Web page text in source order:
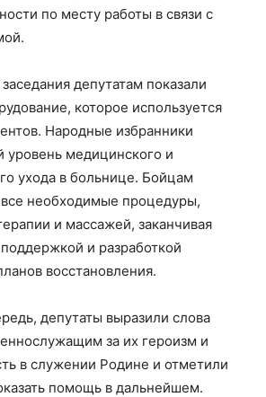
по месту работы в связи с
депутатам показали
которое используется
Народные избранники
уровень медицинского и
ухода в больнице. Бойцам
необходимые процедуры,
и массажей, заканчивая
и разработкой
восстановления.
депутаты выразили слова
за их героизм и
в служении Родине и отметили
помощь в дальнейшем.